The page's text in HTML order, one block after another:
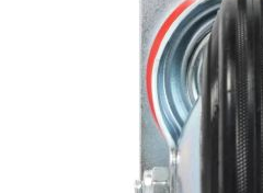
Предоставената таблица е с
Добавете продукта в
количката" и при поръчка ще
вноски на кредита.
Предоставената таблица е с
Добавете продукта в
количката" и при поръчка ще
вноски на кредита.